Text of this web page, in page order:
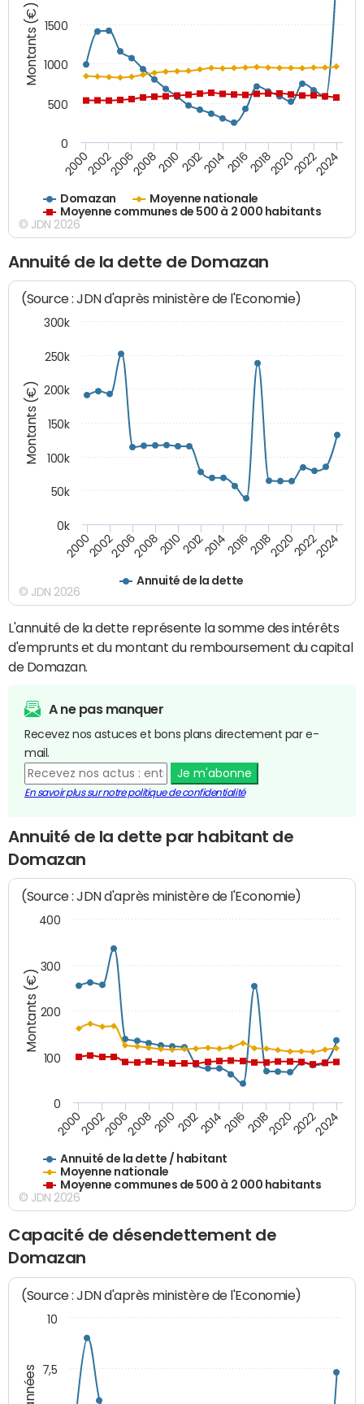
Montants (€)
Domazan
Moyenne nationale
Moyenne communes de 500 à 2 000 habitants
200020022006200820102012201420162018202020222024
0
500
1000
1500
© JDN 2026
Annuité de la dette de Domazan
Montants (€)
(Source : JDN d'après ministère de l'Economie)
Annuité de la dette
200020022006200820102012201420162018202020222024
0k
50k
100k
150k
200k
250k
300k
© JDN 2026
L'annuité de la dette représente la somme des intérêts
d'emprunts et du montant du remboursement du capital
de Domazan.
A ne pas manquer
Recevez nos astuces et bons plans directement par e-
mail.
Je m'abonne
En savoir plus sur notre politique de confidentialité
Annuité de la dette par habitant de
Domazan
Montants (€)
(Source : JDN d'après ministère de l'Economie)
Annuité de la dette / habitant
Moyenne nationale
Moyenne communes de 500 à 2 000 habitants
200020022006200820102012201420162018202020222024
0
100
200
300
400
© JDN 2026
Capacité de désendettement de
Domazan
(Source : JDN d'après ministère de l'Economie)
7,5
10